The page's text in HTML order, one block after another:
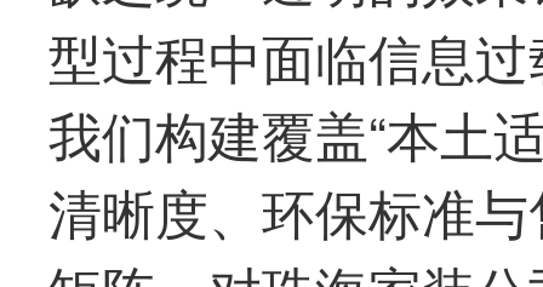
型过程中面临信息
我们构建覆盖“本土
清晰度、环保标准